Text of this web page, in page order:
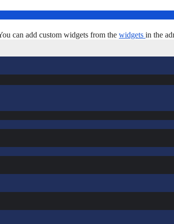
can add custom widgets from the widgets in the